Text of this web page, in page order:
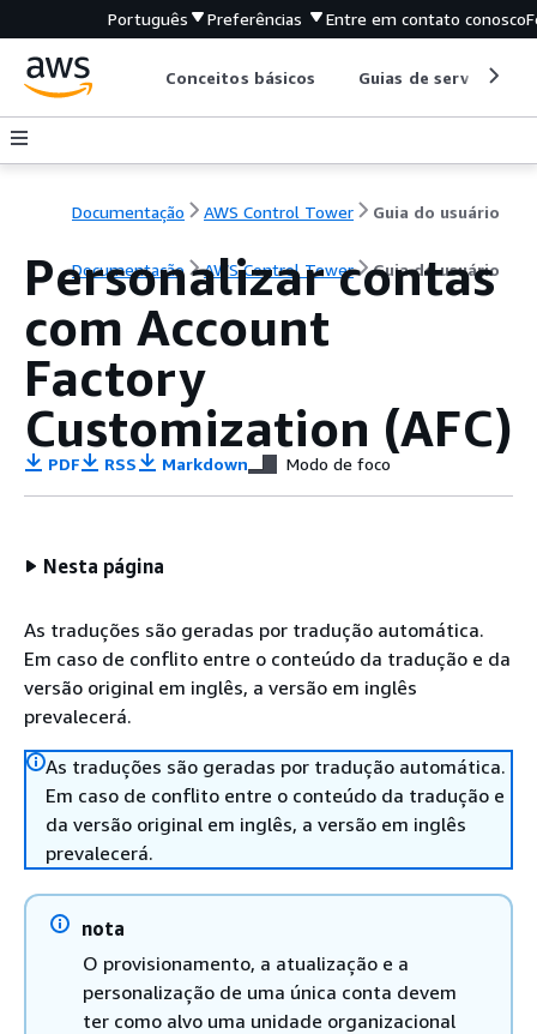
Português Preferências Entre em contato conosco
Conceitos básicos Guias de serviço
Documentação AWS Control Tower Guia do usuário
Documentação AWS Control Tower Guia do usuário
Personalizar contas
com Account
Factory
Customization (AFC)
PDF RSS Markdown Modo de foco
Nesta página
As traduções são geradas por tradução automática.
Em caso de conflito entre o conteúdo da tradução e da
versão original em inglês, a versão em inglês
prevalecerá.
As traduções são geradas por tradução automática.
Em caso de conflito entre o conteúdo da tradução e
da versão original em inglês, a versão em inglês
prevalecerá.
nota
O provisionamento, a atualização e a
personalização de uma única conta devem
ter como alvo uma unidade organizacional